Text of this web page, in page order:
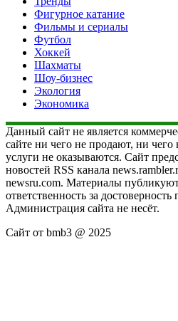
Фигурное катание
Фильмы и сериалы
Футбол
Хоккей
Шахматы
Шоу-бизнес
Экология
Экономика
Данный сайт не является
сайте ни чего не продают, ни
услуги не оказываются. Сайт
новостей RSS канала
newsru.com. Материалы
ответственность за
Администрация сайта не несёт.
Сайт от bmb3 @ 2025